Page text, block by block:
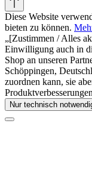
Diese Website
bieten zu können.
„[Zustimmen / Alles
Einwilligung auch in
Shop an unseren
Schöppingen,
zuordnen kann, sie
Nur technisch